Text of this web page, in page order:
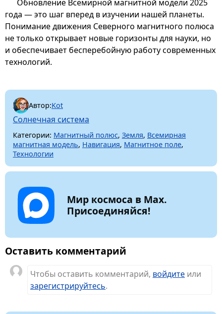
Обновление Всемирной магнитной модели 2025
года — это шаг вперед в изучении нашей планеты.
Понимание движения Северного магнитного полюса
не только открывает новые горизонты для науки, но
и обеспечивает бесперебойную работу современных
технологий.
Автор:Kot
Солнечная система
Категории: Магнитный полюс, Земля, Всемирная
магнитная модель, Навигация, Магнитное поле,
Технологии
Мир космоса в Max.
Присоединяйся!
Оставить комментарий
Чтобы оставить комментарий, войдите или
зарегистрируйтесь.